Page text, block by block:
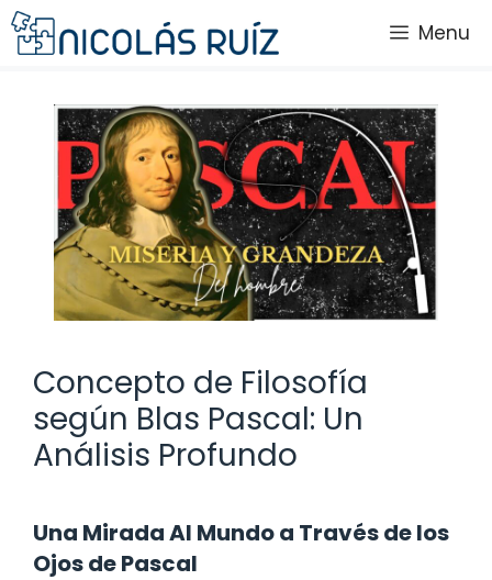
Saltar
al
Menu
Concepto de Filosofía
según Blas Pascal: Un
Análisis Profundo
Una Mirada Al Mundo a Través de los
Ojos de Pascal